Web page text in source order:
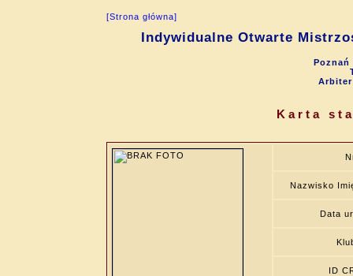
[Strona główna]
Indywidualne Otwarte
Poznań
Karta
Nazwisko
Data
ID